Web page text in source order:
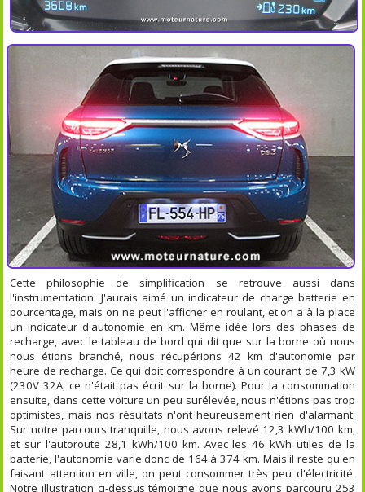
Cette philosophie de simplification se retrouve aussi dans
l'instrumentation. J'aurais aimé un indicateur de charge batterie en
pourcentage, mais on ne peut l'afficher en roulant, et on a à la place
un indicateur d'autonomie en km. Même idée lors des phases de
recharge, avec le tableau de bord qui dit que sur la borne où nous
nous étions branché, nous récupérions 42 km d'autonomie par
heure de recharge. Ce qui doit correspondre à un courant de 7,3 kW
(230V 32A, ce n'était pas écrit sur la borne). Pour la consommation
ensuite, dans cette voiture un peu surélevée, nous n'étions pas trop
optimistes, mais nos résultats n'ont heureusement rien d'alarmant.
Sur notre parcours tranquille, nous avons relevé 12,3 kWh/100 km,
et sur l'autoroute 28,1 kWh/100 km. Avec les 46 kWh utiles de la
batterie, l'autonomie varie donc de 164 à 374 km. Mais il reste qu'en
faisant attention en ville, on peut consommer très peu d'électricité.
Notre illustration ci-dessus témoigne que nous avons parcouru 253